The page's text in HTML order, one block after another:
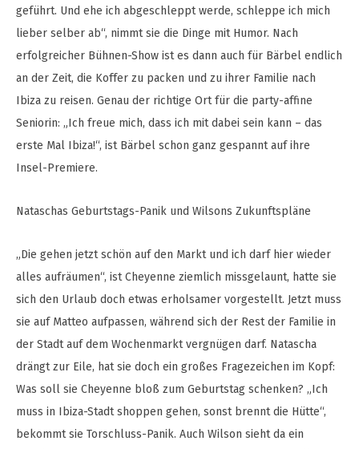
geführt. Und ehe ich abgeschleppt werde, schleppe ich mich
lieber selber ab“, nimmt sie die Dinge mit Humor. Nach
erfolgreicher Bühnen-Show ist es dann auch für Bärbel endlich
an der Zeit, die Koffer zu packen und zu ihrer Familie nach
Ibiza zu reisen. Genau der richtige Ort für die party-affine
Seniorin: „Ich freue mich, dass ich mit dabei sein kann – das
erste Mal Ibiza!“, ist Bärbel schon ganz gespannt auf ihre
Insel-Premiere.
Nataschas Geburtstags-Panik und Wilsons Zukunftspläne
„Die gehen jetzt schön auf den Markt und ich darf hier wieder
alles aufräumen“, ist Cheyenne ziemlich missgelaunt, hatte sie
sich den Urlaub doch etwas erholsamer vorgestellt. Jetzt muss
sie auf Matteo aufpassen, während sich der Rest der Familie in
der Stadt auf dem Wochenmarkt vergnügen darf. Natascha
drängt zur Eile, hat sie doch ein großes Fragezeichen im Kopf:
Was soll sie Cheyenne bloß zum Geburtstag schenken? „Ich
muss in Ibiza-Stadt shoppen gehen, sonst brennt die Hütte“,
bekommt sie Torschluss-Panik. Auch Wilson sieht da ein